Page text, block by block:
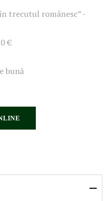
trecutul românesc” -
€
bună